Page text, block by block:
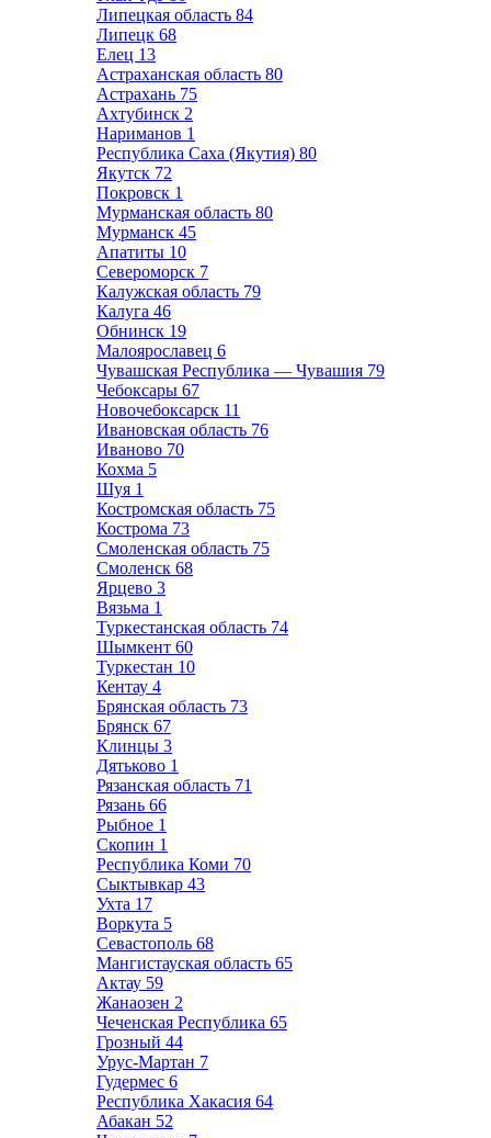
Липецкая область 84
Липецк 68
Елец 13
Астраханская область 80
Астрахань 75
Ахтубинск 2
Нариманов 1
Республика Саха (Якутия) 80
Якутск 72
Покровск 1
Мурманская область 80
Мурманск 45
Апатиты 10
Североморск 7
Калужская область 79
Калуга 46
Обнинск 19
Малоярославец 6
Чувашская Республика — Чувашия 79
Чебоксары 67
Новочебоксарск 11
Ивановская область 76
Иваново 70
Кохма 5
Шуя 1
Костромская область 75
Кострома 73
Смоленская область 75
Смоленск 68
Ярцево 3
Вязьма 1
Туркестанская область 74
Шымкент 60
Туркестан 10
Кентау 4
Брянская область 73
Брянск 67
Клинцы 3
Дятьково 1
Рязанская область 71
Рязань 66
Рыбное 1
Скопин 1
Республика Коми 70
Сыктывкар 43
Ухта 17
Воркута 5
Севастополь 68
Мангистауская область 65
Актау 59
Жанаозен 2
Чеченская Республика 65
Грозный 44
Урус-Мартан 7
Гудермес 6
Республика Хакасия 64
Абакан 52